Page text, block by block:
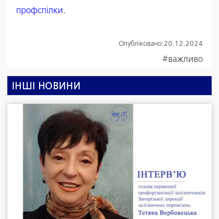
профспілки.
Опубліковано:20.12.2024
#важливо
ІНШІ НОВИНИ